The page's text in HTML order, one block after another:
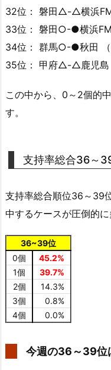
32位： 磐田△-△横浜FM
33位： 磐田○-●横浜FM
34位： 群馬○-●秋田 （
35位： 甲府△-△鹿児島
この中から、0～2個的
す。
支持率総合36～
支持率総合順位36～39
中するケースが圧倒的に
36~39位
0個
45.2%
1個
39.7%
2個
14.3%
3個
0.8%
4個
0.0%
今週の36～39位